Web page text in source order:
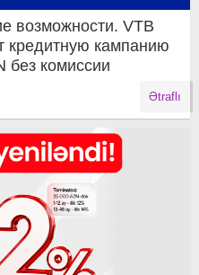
возможности. VTB
кредитную кампанию
без комиссии
Ətraflı